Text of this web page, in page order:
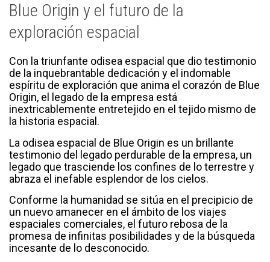
Blue Origin y el futuro de la
exploración espacial
Con la triunfante odisea espacial que dio testimonio
de la inquebrantable dedicación y el indomable
espíritu de exploración que anima el corazón de Blue
Origin, el legado de la empresa está
inextricablemente entretejido en el tejido mismo de
la historia espacial.
La odisea espacial de Blue Origin es un brillante
testimonio del legado perdurable de la empresa, un
legado que trasciende los confines de lo terrestre y
abraza el inefable esplendor de los cielos.
Conforme la humanidad se sitúa en el precipicio de
un nuevo amanecer en el ámbito de los viajes
espaciales comerciales, el futuro rebosa de la
promesa de infinitas posibilidades y de la búsqueda
incesante de lo desconocido.